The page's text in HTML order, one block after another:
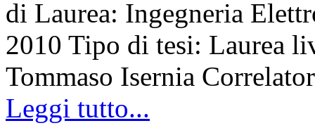
di Laurea: Ingegneria
2010 Tipo di tesi: Laurea
Tommaso Isernia
Leggi tutto...